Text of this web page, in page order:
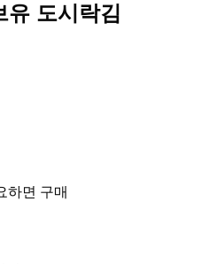
유 도시락김
하면 구매